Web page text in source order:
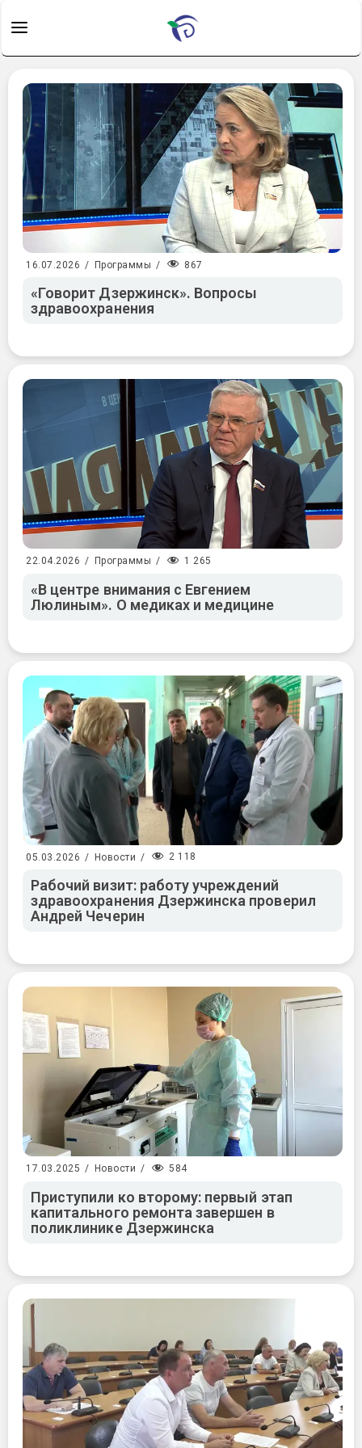
16.07.2026 / Программы / 867
«Говорит Дзержинск». Вопросы
здравоохранения
22.04.2026 / Программы / 1 265
«В центре внимания с Евгением
Люлиным». О медиках и медицине
05.03.2026 / Новости / 2 118
Рабочий визит: работу учреждений
здравоохранения Дзержинска проверил
Андрей Чечерин
17.03.2025 / Новости / 584
Приступили ко второму: первый этап
капитального ремонта завершен в
поликлинике Дзержинска